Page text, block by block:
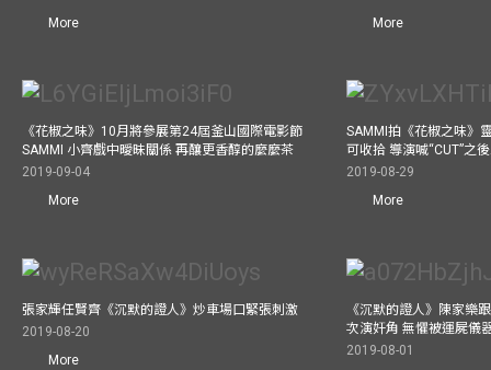
More
More
《花椒之味》10月將參展第24屆釜山國際電影節
SAMMI 小齊戲中曖昧關係 再釀更香醇的麼麼茶
2019-09-04
More
SAMMI拍《花椒之味》
可收拾 導演喊“CUT”之
2019-08-29
More
張家輝任賢齊《沉默的證人》炒車場口緊張刺激
2019-08-20
More
《沉默的證人》陳家樂
次演奸角 無懼被運屍儀
2019-08-01